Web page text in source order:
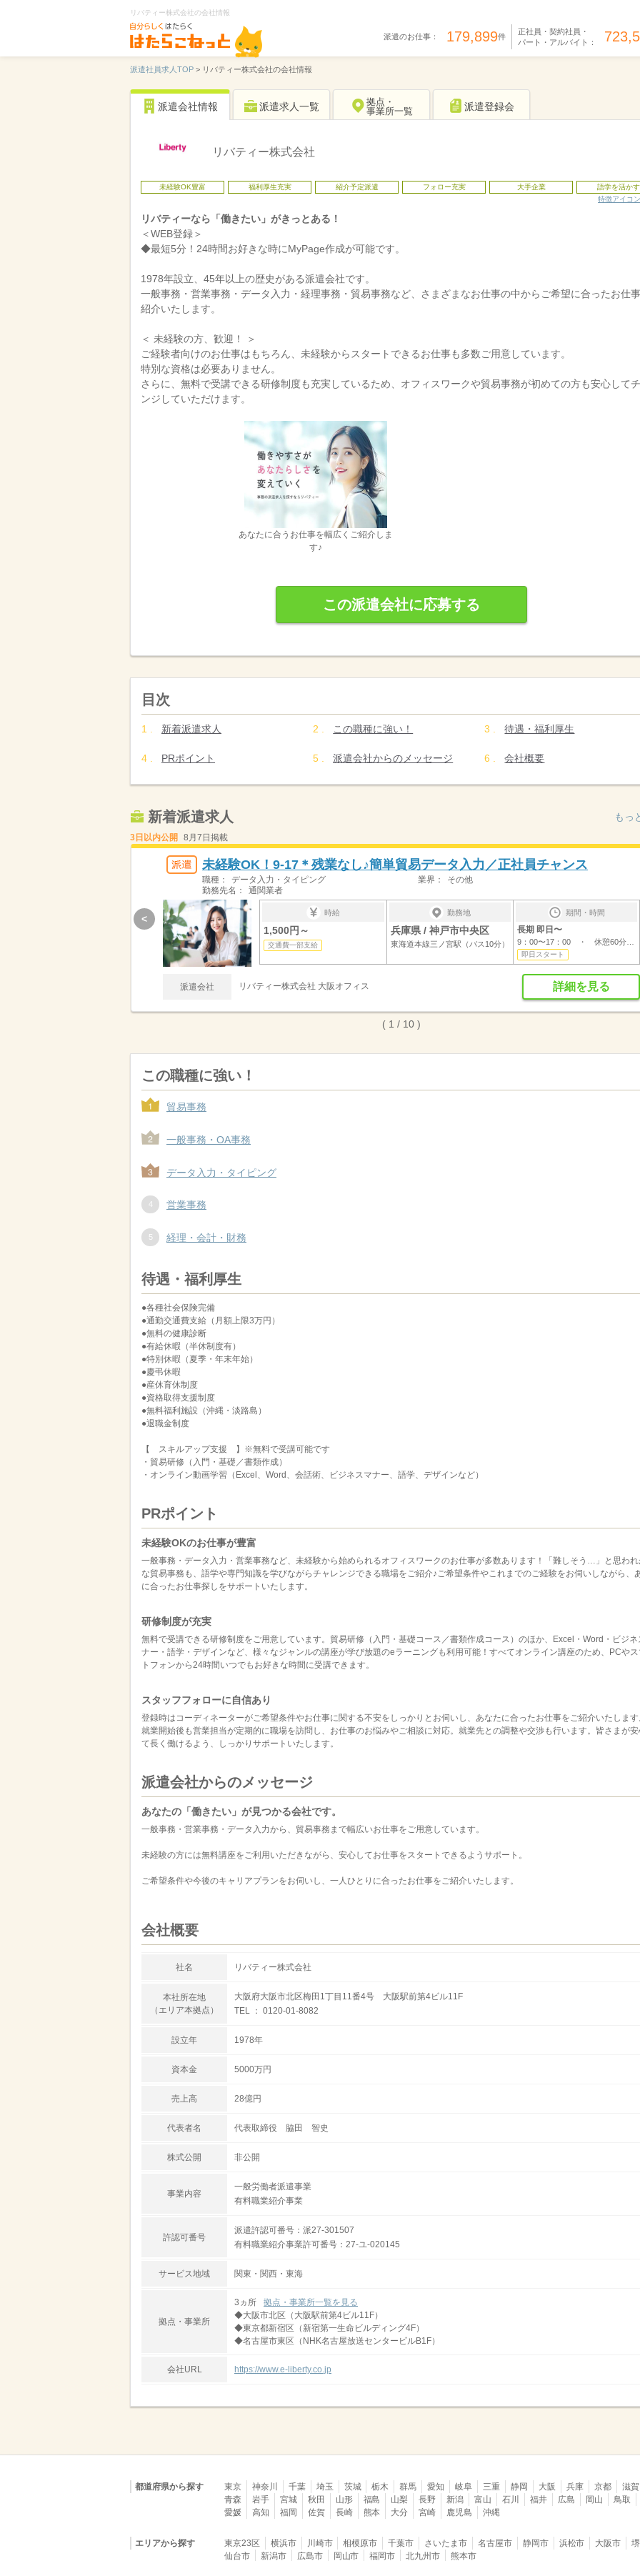
リバティー株式会社の会社情報
派遣のお仕事： 179,899件
正社員・契約社員・
パート・アルバイト：
派遣社員求人TOP > リバティー株式会社の会社情報
派遣会社情報 派遣求人一覧
拠点・
事業所一覧
派遣登録会
リバティー株式会社
未経験OK豊富 福利厚生充実 紹介予定派遣 フォロー充実 大手企業
語学を活かす
特徴アイコ
リバティーなら「働きたい」がきっとある！
＜WEB登録＞
◆最短5分！24時間お好きな時にMyPage作成が可能です。
1978年設立、45年以上の歴史がある派遣会社です。
一般事務・営業事務・データ入力・経理事務・貿易事務など、さまざまなお仕事の中からご希望に合ったお仕
紹介いたします。
＜ 未経験の方、歓迎！ ＞
ご経験者向けのお仕事はもちろん、未経験からスタートできるお仕事も多数ご用意しています。
特別な資格は必要ありません。
さらに、無料で受講できる研修制度も充実しているため、オフィスワークや貿易事務が初めての方も安心して
ンジしていただけます。
あなたに合うお仕事を幅広くご紹介しま
す♪
この派遣会社に応募する
目次
新着派遣求人 この職種に強い！ 待遇・福利厚生
PRポイント 派遣会社からのメッセージ 会社概要
新着派遣求人 もっ
3日以内公開 8月7日掲載
未経験OK！9-17＊残業なし♪簡単貿易データ入力／正社員チャンス
職種： データ入力・タイピング 業界：
その他
勤務先名：
通関業者
時給
1,500円～
交通費一部支給
勤務地
兵庫県 / 神戸市中央区
東海道本線三ノ宮駅（バス10分）
期間・時間
長期 即日〜
即日スタート
詳細を見る
派遣会社 リバティー株式会社 大阪オフィス
<
( 1 / 10 )
この職種に強い！
貿易事務
一般事務・OA事務
データ入力・タイピング
営業事務
経理・会計・財務
待遇・福利厚生
●各種社会保険完備
●通勤交通費支給（月額上限3万円）
●無料の健康診断
●有給休暇（半休制度有）
●特別休暇（夏季・年末年始）
●慶弔休暇
●産休育休制度
●資格取得支援制度
●無料福利施設（沖縄・淡路島）
●退職金制度
【 スキルアップ支援 】※無料で受講可能です
・貿易研修（入門・基礎／書類作成）
・オンライン動画学習（Excel、Word、会話術、ビジネスマナー、語学、デザインなど）
PRポイント
未経験OKのお仕事が豊富
一般事務・データ入力・営業事務など、未経験から始められるオフィスワークのお仕事が多数あります！「難しそう…」と思われ
な貿易事務も、語学や専門知識を学びながらチャレンジできる職場をご紹介♪ご希望条件やこれまでのご経験をお伺いしながら、
に合ったお仕事探しをサポートいたします。
研修制度が充実
無料で受講できる研修制度をご用意しています。貿易研修（入門・基礎コース／書類作成コース）のほか、Excel・Word・ビジネ
ナー・語学・デザインなど、様々なジャンルの講座が学び放題のeラーニングも利用可能！すべてオンライン講座のため、PCやス
トフォンから24時間いつでもお好きな時間に受講できます。
スタッフフォローに自信あり
登録時はコーディネーターがご希望条件やお仕事に関する不安をしっかりとお伺いし、あなたに合ったお仕事をご紹介いたしま
就業開始後も営業担当が定期的に職場を訪問し、お仕事のお悩みやご相談に対応。就業先との調整や交渉も行います。皆さまが安
て長く働けるよう、しっかりサポートいたします。
派遣会社からのメッセージ
あなたの「働きたい」が見つかる会社です。
一般事務・営業事務・データ入力から、貿易事務まで幅広いお仕事をご用意しています。
未経験の方には無料講座をご利用いただきながら、安心してお仕事をスタートできるようサポート。
ご希望条件や今後のキャリアプランをお伺いし、一人ひとりに合ったお仕事をご紹介いたします。
会社概要
社名 リバティー株式会社
本社所在地
（エリア本拠点）
大阪府大阪市北区梅田1丁目11番4号 大阪駅前第4ビル11F
TEL ： 0120-01-8082
設立年 1978年
資本金 5000万円
売上高 28億円
代表者名 代表取締役 脇田 智史
株式公開 非公開
事業内容
一般労働者派遣事業
有料職業紹介事業
許認可番号
派遣許認可番号：派27-301507
有料職業紹介事業許可番号：27-ユ-020145
サービス地域 関東・関西・東海
拠点・事業所
3ヵ所
拠点・事業所一覧を見る
◆大阪市北区（大阪駅前第4ビル11F）
◆東京都新宿区（新宿第一生命ビルディング4F）
◆名古屋市東区（NHK名古屋放送センタービルB1F）
会社URL https://www.e-liberty.co.jp
都道府県から探す 東京 神奈川 千葉 埼玉 茨城 栃木 群馬 愛知 岐阜 三重 静岡 大阪 兵庫 京都 滋賀
青森
岩手 宮城 秋田 山形 福島 山梨 長野 新潟 富山 石川 福井 広島 岡山 鳥取
愛媛
高知 福岡 佐賀 長崎 熊本 大分 宮崎 鹿児島 沖縄
エリアから探す 東京23区 横浜市 川崎市 相模原市 千葉市 さいたま市 名古屋市 静岡市 浜松市 大阪市
仙台市
新潟市 広島市 岡山市 福岡市 北九州市 熊本市